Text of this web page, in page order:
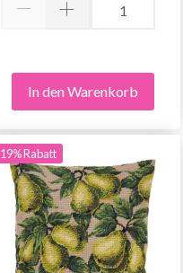
In den Warenkorb
19% Rabatt